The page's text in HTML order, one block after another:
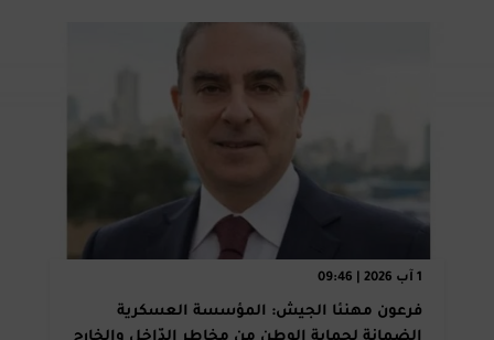
1 آب 2026 | 09:46
فرعون مهنئا الجيش: المؤسسة العسكرية